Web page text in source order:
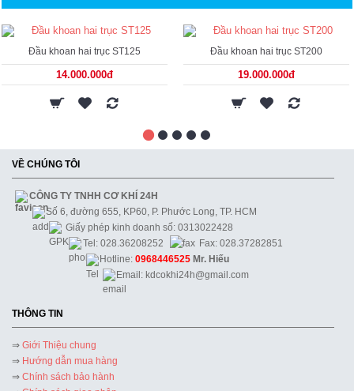
Đầu khoan hai trục ST125
14.000.000đ
Đầu khoan hai trục ST200
19.000.000đ
VỀ CHÚNG TÔI
CÔNG TY TNHH CƠ KHÍ 24H
Số 6, đường 655, KP60, P. Phước Long, TP. HCM
Giấy phép kinh doanh số: 0313022428
Tel: 028.36208252
Fax: 028.37282851
Hotline: 0968446525 Mr. Hiếu
Email: kdcokhi24h@gmail.com
THÔNG TIN
⇒ Giới Thiệu chung
⇒ Hướng dẫn mua hàng
⇒ Chính sách bảo hành